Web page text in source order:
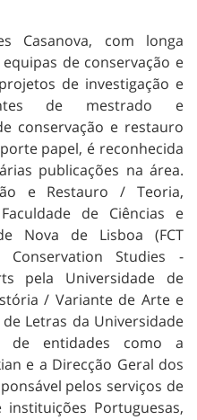
Casanova, com longa
de conservação e
de investigação e
de mestrado e
conservação e restauro
papel, é reconhecida
publicações na área.
e Restauro / Teoria,
de Ciências e
Nova de Lisboa (FCT
Conservation Studies -
pela Universidade de
/ Variante de Arte e
Letras da Universidade
de entidades como a
e a Direcção Geral dos
pelos serviços de
Portuguesas,